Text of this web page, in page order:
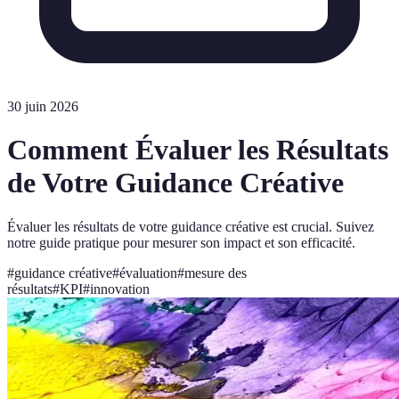
30 juin 2026
Comment Évaluer les Résultats
de Votre Guidance Créative
Évaluer les résultats de votre guidance créative est crucial. Suivez
notre guide pratique pour mesurer son impact et son efficacité.
#guidance créative#évaluation#mesure des
résultats#KPI#innovation